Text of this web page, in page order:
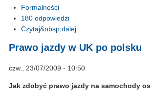
Formalności
180 odpowiedzi
Czytaj&nbsp;dalej
Prawo jazdy w UK po polsku
czw., 23/07/2009 - 10:50
Jak zdobyć prawo jazdy na samochody